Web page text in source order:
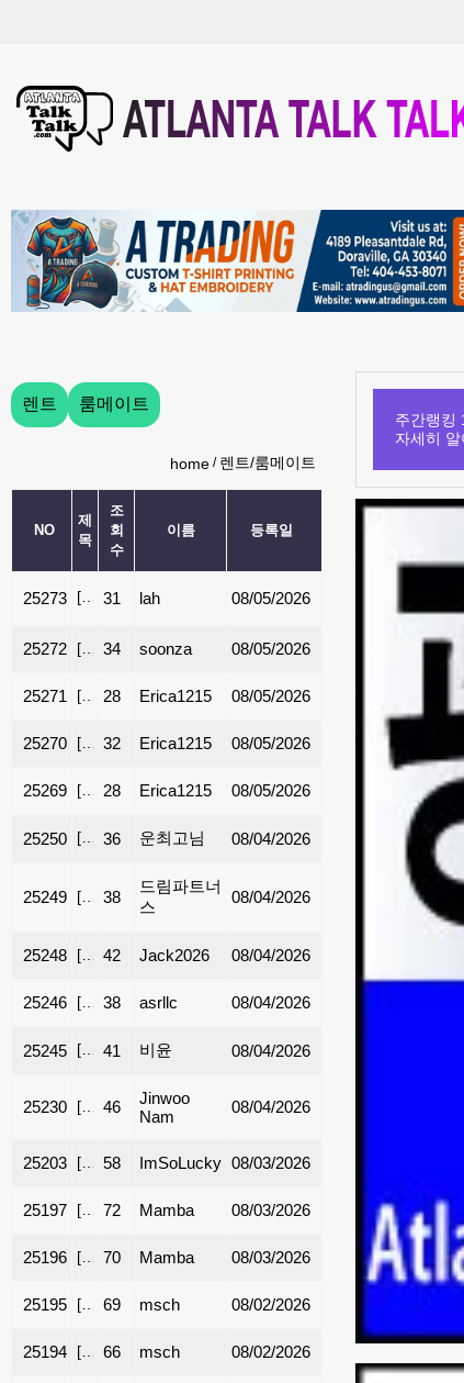
렌트 룸메이트
home 렌트/룸메이트
NO
제
목
조
회
수
이름 등록일
25273 렌트] ❤️⭕Johns Creek - Northview School - 꾸며진
31 lah 08/05/2026
25272 렌트] 여자 룸메이트
34 soonza 08/05/2026
25271 렌트] 둘루스에 위치한 게이트 있는 단지 타운하우스
28 Erica1215 08/05/2026
25270 렌트] 둘루스에 위치한 타운하우스 렌트합니다.$2100
32 Erica1215 08/05/2026
25269 렌트] Pendergrass 에 위치한 타운하우스 렌트 합니
28 Erica1215 08/05/2026
25250 렌트] 몰오브 조지아 1분거리 1층 룸메 구합니다
36 운최고님 08/04/2026
25249 렌트] [스와니]리노베이션 마친 깨끗한 가구완비 개인
38
드림파트너
스
08/04/2026
25248 렌트] 조지아텍 초근접 콘도. Furnished. 모든 유틸리
42 Jack2026 08/04/2026
25246 렌트] 도라빌/던우디 - 방 렌트 - $700 (여자 ONLY)
38 asrllc 08/04/2026
25245 렌트] Johns Creek 타운홈 렌트 합니다 ( 방4개 화장실
41 비윤 08/04/2026
25230 룸메이트] 룸메이트 여자분 구합니다
46
Jinwoo
Nam
08/04/2026
25203 룸메이트] 몰오브 조지아 1분거리 1층 아니면 2층 룸메
58 ImSoLucky 08/03/2026
25197 룸메이트] 마리에타(Marietta) Master Bedroom 렌트/
72 Mamba 08/03/2026
25196 룸메이트] 마리에타(Marietta) Room 렌트/룸메 | $670/
70 Mamba 08/03/2026
25195 렌트] ●■Norcross 깨끗한 신축 타운홈렌트합니다■●
69 msch 08/02/2026
25194 렌트] **로렌스빌 리모델한 타운하우스렌트($2000)**
66 msch 08/02/2026
주간랭킹
자세히 알